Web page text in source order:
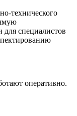
технического
для специалистов
оперативно.